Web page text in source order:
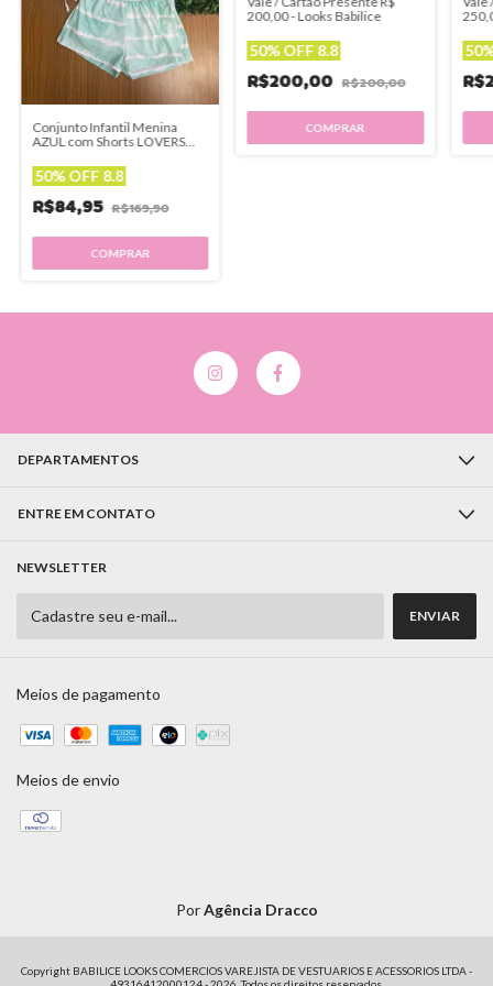
Conjunto Infantil Menina
AZUL com Shorts LOVERS
50% OFF 8.8
R$84,95 R$169,90
COMPRAR
200,00 - Looks Babilice
50% OFF 8.8
R$200,00 R$200,00
DEPARTAMENTOS
ENTRE EM CONTATO
NEWSLETTER
Meios de pagamento
Meios de envio
PorAgência Dracco
Copyright BABILICE LOOKS COMERCIOS VAREJISTA DE VESTUARIOS E ACESSORIOS LTDA -